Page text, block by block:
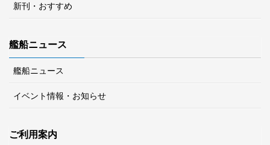
新刊・おすすめ
艦船ニュース
艦船ニュース
イベント情報・お知らせ
ご利用案内